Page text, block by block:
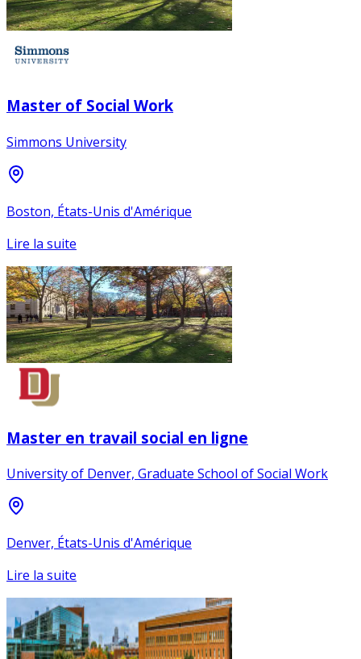
Master of Social Work
Simmons University
Boston, États-Unis d'Amérique
Lire la suite
Master en travail social en ligne
University of Denver, Graduate School of Social Work
Denver, États-Unis d'Amérique
Lire la suite